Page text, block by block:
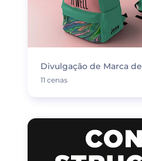
Divulgação de Marca
11 cenas